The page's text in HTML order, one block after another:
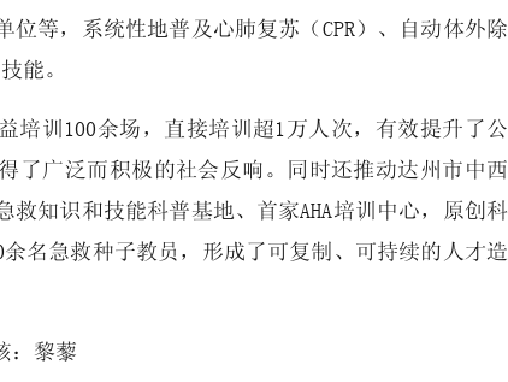
等，系统性地普及心肺复苏（CPR）、自动体外除
能。
培训100余场，直接培训超1万人次，有效提升了公
了广泛而积极的社会反响。同时还推动达州市中西
救知识和技能科普基地、首家AHA培训中心，原创科
名急救种子教员，形成了可复制、可持续的人才造
：黎藜